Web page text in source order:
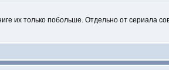
их только побольше. Отдельно от сериала